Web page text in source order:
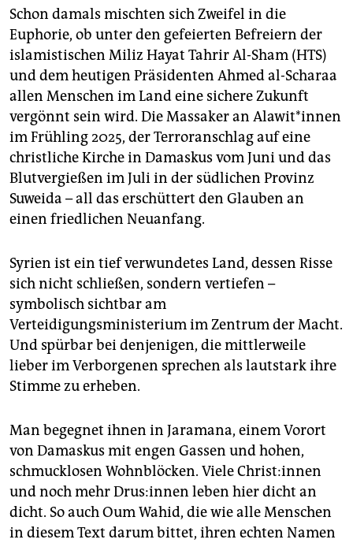
Schon damals mischten sich Zweifel in die
Euphorie, ob unter den gefeierten Befreiern der
islamistischen Miliz Hayat Tahrir Al-Sham (HTS)
und dem heutigen Präsidenten Ahmed al-Scharaa
allen Menschen im Land eine sichere Zukunft
vergönnt sein wird. Die Massaker an Ala­wi­t*in­nen
im Frühling 2025, der Terroranschlag auf eine
christliche Kirche in Damaskus vom Juni und das
Blutvergießen im Juli in der südlichen Provinz
Suweida – all das erschüttert den Glauben an
einen friedlichen Neuanfang.
Syrien ist ein tief verwundetes Land, dessen Risse
sich nicht schließen, sondern vertiefen –
symbolisch sichtbar am
Verteidigungsministerium im Zentrum der Macht.
Und spürbar bei denjenigen, die mittlerweile
lieber im Verborgenen sprechen als lautstark ihre
Stimme zu erheben.
Man begegnet ihnen in Jaramana, einem Vorort
von Damaskus mit engen Gassen und hohen,
schmucklosen Wohnblöcken. Viele Chris­t:in­nen
und noch mehr Drus:­in­nen leben hier dicht an
dicht. So auch Oum Wahid, die wie alle Menschen
in diesem Text darum bittet, ihren echten Namen